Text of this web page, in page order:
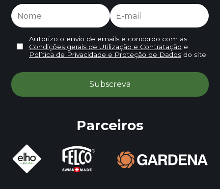
Autorizo o envio de emails e concordo com as
Condições gerais de Utilização e Contratação e
Política de Privacidade e Proteção de Dadosdo site.
Parceiros